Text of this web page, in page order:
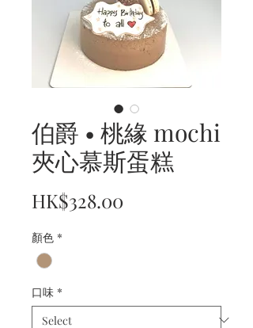
伯爵 • 桃緣 mochi
夾心慕斯蛋糕
HK$328.00
顏色 *
口味 *